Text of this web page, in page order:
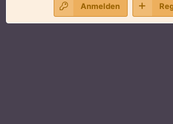
Anmelden